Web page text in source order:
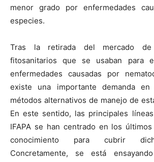
menor grado por enfermedades
especies.
Tras la retirada del mercado de
fitosanitarios que se usaban para
enfermedades causadas por
existe una importante demanda
métodos alternativos de manejo de
En este sentido, las principales
IFAPA se han centrado en los
conocimiento para cubrir
Concretamente, se está